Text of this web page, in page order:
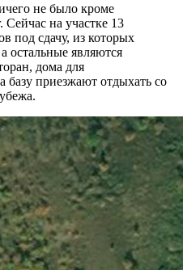
не было кроме
Сейчас на участке 13
под сдачу, из которых
остальные являются
дома для
приезжают отдыхать со